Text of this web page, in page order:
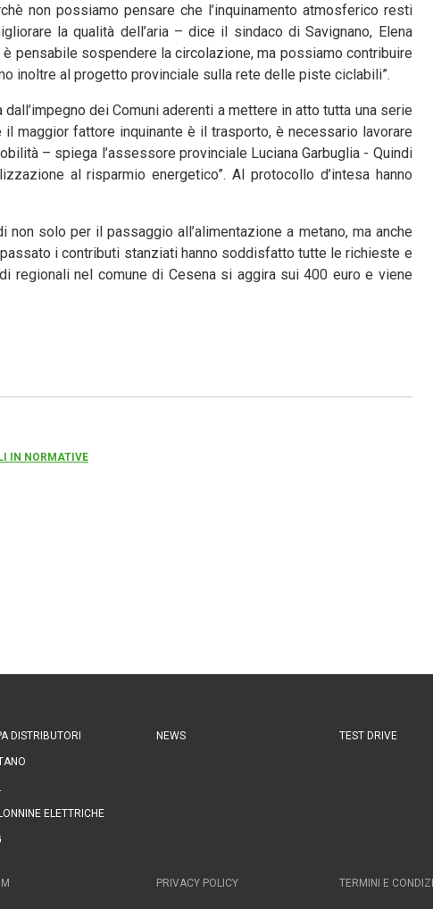
non possiamo pensare che l’inquinamento atmosferico resti
la qualità dell’aria – dice il sindaco di Savignano, Elena
pensabile sospendere la circolazione, ma possiamo contribuire
inoltre al progetto provinciale sulla rete delle piste ciclabili”.
dei Comuni aderenti a mettere in atto tutta una serie
maggior fattore inquinante è il trasporto, è necessario lavorare
– spiega l’assessore provinciale Luciana Garbuglia - Quindi
al risparmio energetico”. Al protocollo d’intesa hanno
solo per il passaggio all’alimentazione a metano, ma anche
i contributi stanziati hanno soddisfatto tutte le richieste e
regionali nel comune di Cesena si aggira sui 400 euro e viene
IN NORMATIVE
DISTRIBUTORI
ELETTRICHE
NEWS TEST DRIVE
PRIVACY POLICY TERMINI E